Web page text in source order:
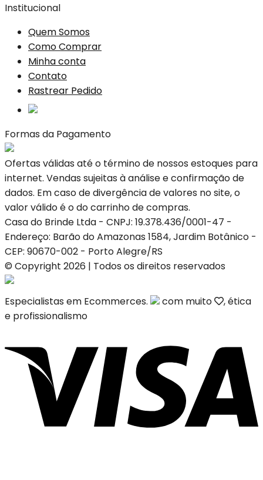
Institucional
Quem Somos
Como Comprar
Minha conta
Contato
Rastrear Pedido
Formas da Pagamento
Ofertas válidas até o término de nossos estoques para
internet. Vendas sujeitas à análise e confirmação de
dados. Em caso de divergência de valores no site, o
valor válido é o do carrinho de compras.
Casa do Brinde Ltda - CNPJ: 19.378.436/0001-47 -
Endereço: Barão do Amazonas 1584, Jardim Botânico -
CEP: 90670-002 - Porto Alegre/RS
© Copyright 2026 | Todos os direitos reservados
Especialistas em Ecommerces. com muito
, ética
e profissionalismo